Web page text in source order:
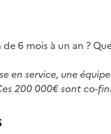
6 mois à un an ?
en service, une
200 000€ sont co-